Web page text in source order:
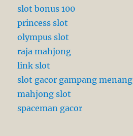
slot bonus 100
princess slot
olympus slot
raja mahjong
link slot
slot gacor gampang menang
mahjong slot
spaceman gacor